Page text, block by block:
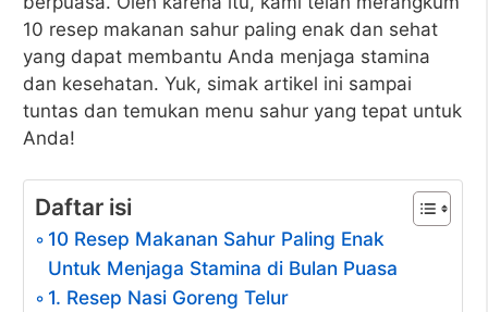
10 resep makanan sahur paling enak dan sehat
yang dapat membantu Anda menjaga stamina
dan kesehatan. Yuk, simak artikel ini sampai
tuntas dan temukan menu sahur yang tepat untuk
Anda!
Daftar isi
10 Resep Makanan Sahur Paling Enak
Untuk Menjaga Stamina di Bulan Puasa
1. Resep Nasi Goreng Telur